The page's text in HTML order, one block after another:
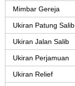
Mimbar Gereja
Ukiran Patung Salib
Ukiran Jalan Salib
Ukiran Perjamuan
Ukiran Relief